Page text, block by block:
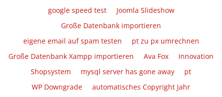
google speed test
Joomla Slideshow
Große Datenbank importieren
eigene email auf spam testen
pt zu px umrechnen
Große Datenbank Xampp importieren
Ava Fox
Innovation
Shopsystem
mysql server has gone away
pt
WP Downgrade
automatisches Copyright Jahr